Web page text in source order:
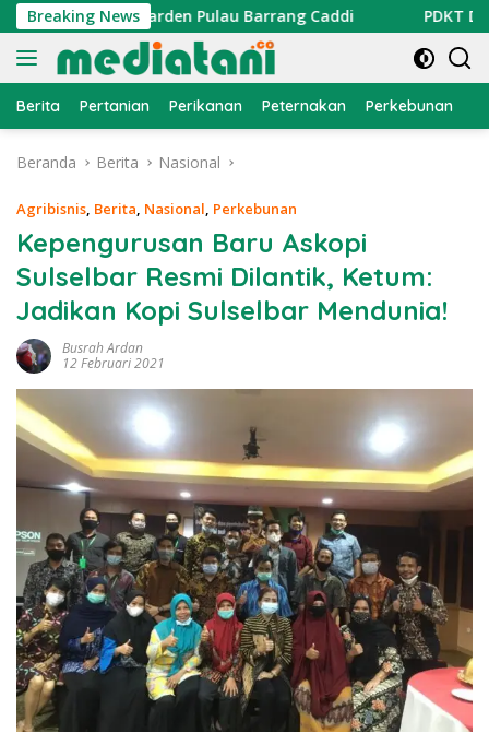
Langsung
ke
konten
Breaking News
Coral Garden Pulau Barrang Caddi PDKT Danau
Berita Pertanian Perikanan Peternakan Perkebunan
Beranda Berita Nasional
Agribisnis, Berita, Nasional, Perkebunan
Kepengurusan Baru Askopi
Sulselbar Resmi Dilantik, Ketum:
Jadikan Kopi Sulselbar Mendunia!
Busrah Ardan
12 Februari 2021